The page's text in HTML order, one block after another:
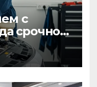
с
срочно